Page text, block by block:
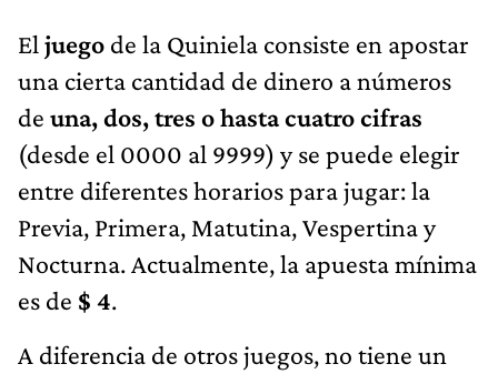
El juego de la Quiniela consiste en apostar
una cierta cantidad de dinero a números
de una, dos, tres o hasta cuatro cifras
(desde el 0000 al 9999) y se puede elegir
entre diferentes horarios para jugar: la
Previa, Primera, Matutina, Vespertina y
Nocturna. Actualmente, la apuesta mínima
es de $ 4.
A diferencia de otros juegos, no tiene un